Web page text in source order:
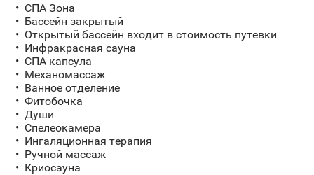
СПА Зона
Бассейн закрытый
Открытый бассейн входит в стоимость путевки
Инфракрасная сауна
СПА капсула
Механомассаж
Ванное отделение
Фитобочка
Души
Спелеокамера
Ингаляционная терапия
Ручной массаж
Криосауна